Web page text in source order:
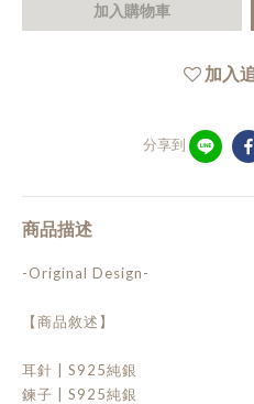
加入購物車
加入
分享到
商品描述
-Original Design-
【商品敘述】
耳針 | S925純銀
鍊子 | S925純銀